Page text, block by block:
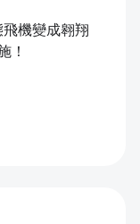
機變成翱翔
！